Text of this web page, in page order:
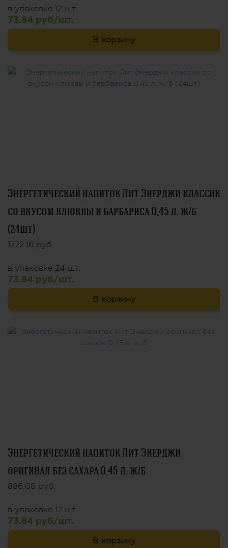
в упаковке 12 шт.
73.84 руб/шт.
В корзину
Энергетический напиток Лит Энерджи классик
со вкусом клюквы и барбариса 0,45 л. ж/б
(24шт)
1772.16 руб.
в упаковке 24 шт.
73.84 руб/шт.
В корзину
Энергетический напиток Лит Энерджи
оригинал без сахара 0,45 л. ж/б
886.08 руб.
в упаковке 12 шт.
73.84 руб/шт.
В корзину